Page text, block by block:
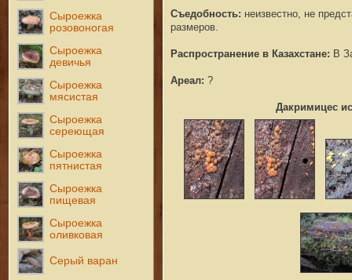
Сыроежка
розовоногая
Сыроежка
девичья
Сыроежка
мясистая
Сыроежка
сереющая
Сыроежка
пятнистая
Сыроежка
пищевая
Сыроежка
оливковая
Серый варан
Съедобность: неизвестно, не
размеров.
Распространение в Казахстане: В
Ареал: ?
Дакримицес